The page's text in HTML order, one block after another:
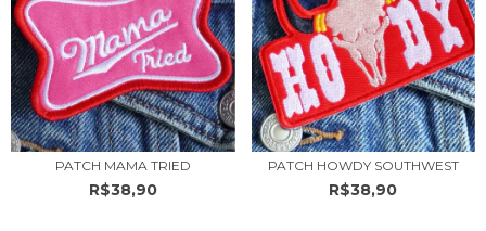
PATCH MAMA TRIED
R$38,90
PATCH HOWDY SOUTHWEST
R$38,90